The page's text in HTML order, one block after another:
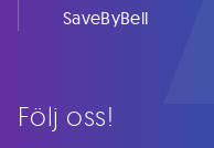
Följ oss!
SaveByBell